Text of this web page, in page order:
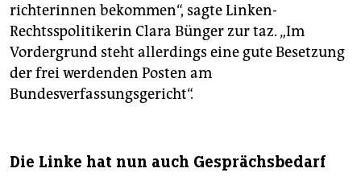
richterinnen bekommen“, sagte Linken-
Rechtsspolitikerin Clara Bünger zur taz. „Im
Vordergrund steht allerdings eine gute Besetzung
der frei werdenden Posten am
Bundesverfassungsgericht“.
Die Linke hat nun auch Gesprächsbedarf